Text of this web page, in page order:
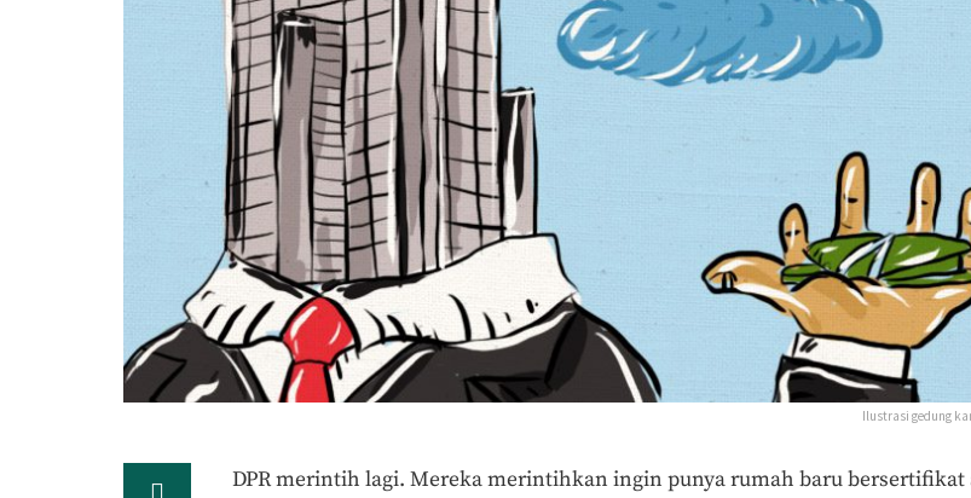
Ilustrasi gedung
DPR merintih lagi. Mereka merintihkan ingin punya rumah baru bersertifikat